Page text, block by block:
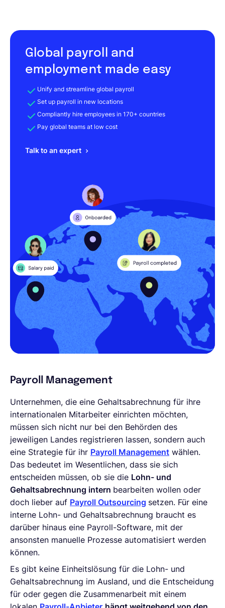
Global payroll and
employment made easy
Unify and streamline global payroll
Set up payroll in new locations
Compliantly hire employees in 170+ countries
Pay global teams at low cost
Talk to an expert
Payroll Management
Unternehmen, die eine Gehaltsabrechnung für ihre
internationalen Mitarbeiter einrichten möchten,
müssen sich nicht nur bei den Behörden des
jeweiligen Landes registrieren lassen, sondern auch
eine Strategie für ihr Payroll Management wählen.
Das bedeutet im Wesentlichen, dass sie sich
entscheiden müssen, ob sie die Lohn- und
Gehaltsabrechnung intern bearbeiten wollen oder
doch lieber auf Payroll Outsourcing setzen. Für eine
interne Lohn- und Gehaltsabrechnung braucht es
darüber hinaus eine Payroll-Software, mit der
ansonsten manuelle Prozesse automatisiert werden
können.
Es gibt keine Einheitslösung für die Lohn- und
Gehaltsabrechnung im Ausland, und die Entscheidung
für oder gegen die Zusammenarbeit mit einem